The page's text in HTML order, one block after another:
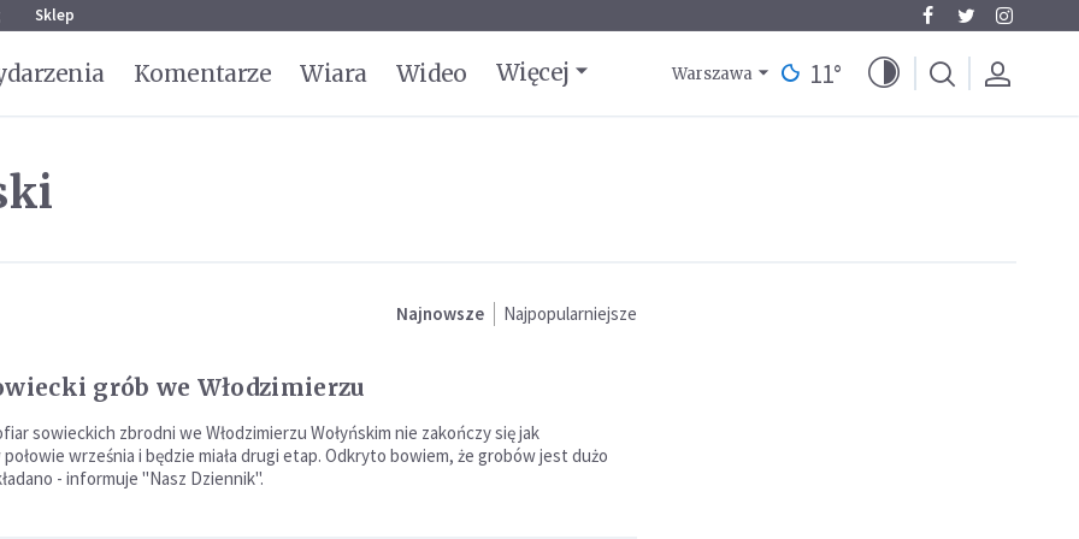
Sklep
Komentarze Wiara Wideo Więcej Warszawa 11°
Najnowsze Najpopularniejsze
grób we Włodzimierzu
sowieckich zbrodni we Włodzimierzu Wołyńskim nie zakończy się jak
września i będzie miała drugi etap. Odkryto bowiem, że grobów jest dużo
- informuje "Nasz Dziennik".